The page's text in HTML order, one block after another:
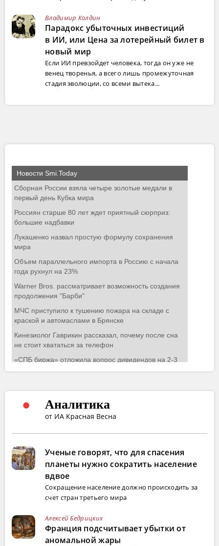
Владимир Колдин
Парадокс убыточных инвестиций
в ИИ, или Цена за лотерейный билет в
новый мир
Если ИИ превзойдет человека, тогда он уже не
венец творенья, а всего лишь промежуточная
стадия эволюции, со всеми вытека...
Аналитика
от ИА Красная Весна
Ученые говорят, что для спасения
планеты нужно сократить население
вдвое
Сокращение население должно происходить за
счет стран третьего мира
Алексей Бедрицких
Франция подсчитывает убытки от
аномальной жары